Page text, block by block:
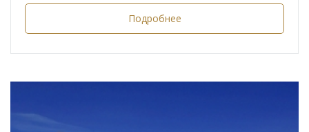
Подробнее